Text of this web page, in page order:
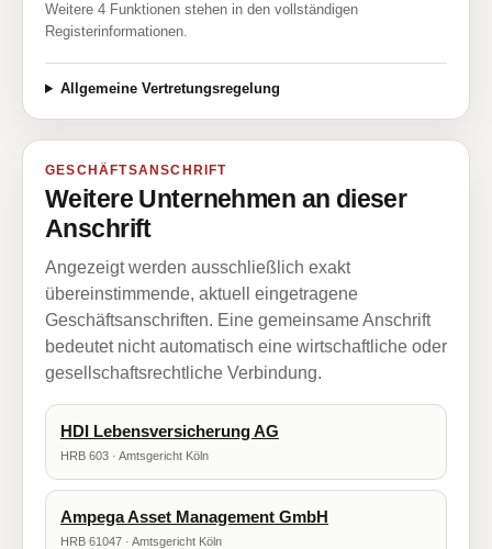
Weitere 4 Funktionen stehen in den vollständigen
Registerinformationen.
Allgemeine Vertretungsregelung
GESCHÄFTSANSCHRIFT
Weitere Unternehmen an dieser
Anschrift
Angezeigt werden ausschließlich exakt
übereinstimmende, aktuell eingetragene
Geschäftsanschriften. Eine gemeinsame Anschrift
bedeutet nicht automatisch eine wirtschaftliche oder
gesellschaftsrechtliche Verbindung.
HDI Lebensversicherung AG
HRB 603 · Amtsgericht Köln
Ampega Asset Management GmbH
HRB 61047 · Amtsgericht Köln